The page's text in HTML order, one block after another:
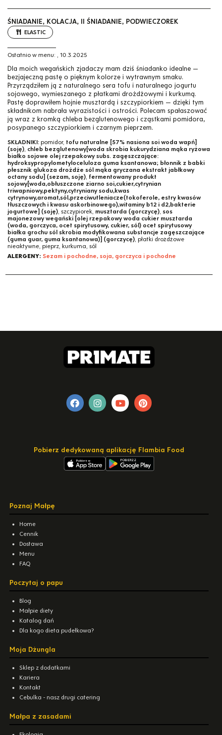
ŚNIADANIE, KOLACJA, II ŚNIADANIE, PODWIECZOREK
ELASTIC
Ostatnio w menu: , 10.3.2025
Dla moich wegańskich zjadaczy mam dziś śniadanko idealne —
bezjajeczną pastę o pięknym kolorze i wytrawnym smaku.
Przyrządziłem ją z naturalnego sera tofu i naturalnego jogurtu
sojowego, wymieszanego z płatkami drożdżowymi i kurkumą.
Pastę doprawiłem hojnie musztardą i szczypiorkiem — dzięki tym
składnikom nabrała wyrazistości i ostrości. Polecam spałaszować
ją wraz z kromką chleba bezglutenowego i cząstkami pomidora,
posypanego szczypiorkiem i czarnym pieprzem.
SKŁADNIKI: pomidor, tofu naturalne [57% nasiona soi woda wapń]
(soję), chleb bezglutenowy[woda skrobia kukurydziana mąka ryżowa
białko sojowe olej rzepakowy subs. zagęszczające:
hydroksypropylometyloceluloza guma ksantanowa; błonnik z babki
płesznik glukoza drożdże sól mąka gryczana ekstrakt jabłkowy
octany sodu] (sezam, soję), fermentowany produkt
sojowy[woda,obłuszczone ziarno soi,cukier,cytrynian
triwapniowy,pektyny,cytryniany sodu,kwas
cytrynowy,aromat,sól,przeciwutleniacze(tokoferole, estry kwasów
tłuszczowych i kwasu askorbinowego),witaminy b12 i d2,bakterie
jogurtowe] (soję), szczypiorek, musztarda (gorczycę), sos
majonezowy wegański [olej rzepakowy woda cukier musztarda
(woda, gorczyca, ocet spirytusowy, cukier, sól) ocet spirytusowy
białka grochu sól skrobia modyfikowana substancje zagęszczające
(guma guar, guma ksantanowa)] (gorczycę), płatki drożdżowe
nieaktywne, pieprz, kurkuma, sól
ALERGENY: Sezam i pochodne, soja, gorczyca i pochodne
Pobierz dedykowaną aplikację Flambia Food
Poznaj Małpę
Home
Cennik
Dostawa
Menu
FAQ
Poczytaj o papu
Blog
Małpie diety
Katalog dań
Dla kogo dieta pudełkowa?
Moja Dżungla
Sklep z dodatkami
Kariera
Kontakt
Cebulka - nasz drugi catering
Małpa z zasadami